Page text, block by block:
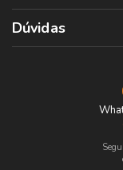
Dúvidas